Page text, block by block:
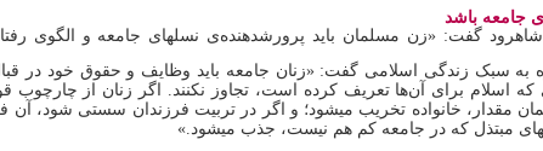
جامعه باشد
شاهرود گفت: «زن مسلمان باید پرورش‏دهنده‌ی نسل‏های جامعه و الگوی
به سبک زندگی اسلامی گفت: «زنان جامعه باید وظایف و حقوق خود در قبال
اسلام برای آن‌ها تعریف کرده است، تجاوز نکنند. اگر زنان از چارچوب
مقدار ، خانواده تخریب می‏شود؛ و اگر در تربیت فرزندان سستی شود، آن
مبتذل که در جامعه کم هم نیست، جذب می‏شود.»